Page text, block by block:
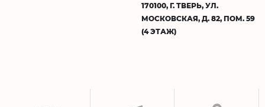
170100, Г. ТВЕРЬ, УЛ.
МОСКОВСКАЯ, Д. 82, ПОМ. 59
(4 ЭТАЖ)